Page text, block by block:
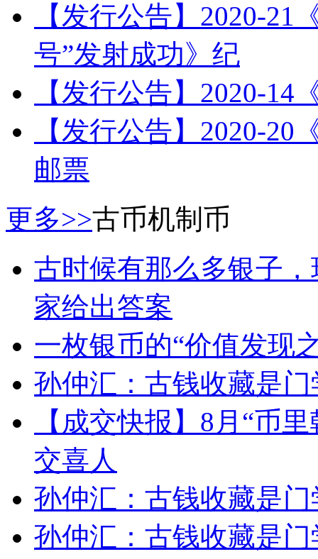
【发行公告】2020-21
号”发射成功》纪
【发行公告】2020-14
【发行公告】2020-
邮票
更多>>古币机制币
古时候有那么多银子
家给出答案
一枚银币的“价值发现
孙仲汇：古钱收藏是
【成交快报】8月“币
交喜人
孙仲汇：古钱收藏是
孙仲汇：古钱收藏是